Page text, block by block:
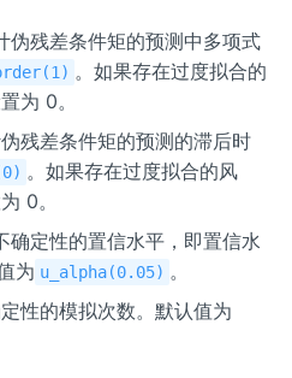
伪残差条件矩的预测中多项式
。如果存在过度拟合的
为 0。
伪残差条件矩的预测的滞后时
。如果存在过度拟合的风
0。
确定性的置信水平，即置信水
为 u_alpha(0.05) 。
性的模拟次数。默认值为